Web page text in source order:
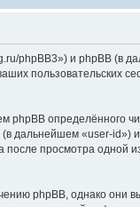
phpBB3») и phpBB (в
пользовательских
определённого
дальнейшем «user-id»)
просмотра одной
phpBB, однако они